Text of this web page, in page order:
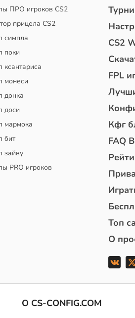
ПРО игроков CS2
прицела CS2
симпла
поки
ксантариса
монеси
донка
доси
мармока
бит
зайву
PRO игроков
CS2
FPL
Кфг
FAQ
Топ
О
О CS-CONFIG.COM